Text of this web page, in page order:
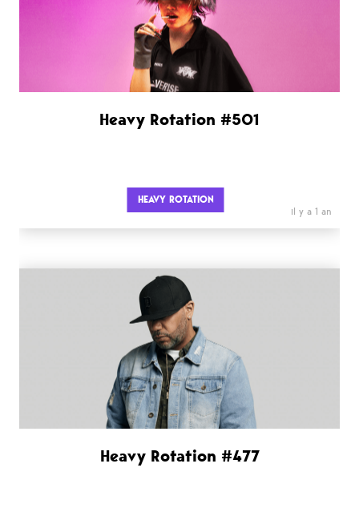
Heavy Rotation #501
HEAVY ROTATION
il y a 1 an
Heavy Rotation #477